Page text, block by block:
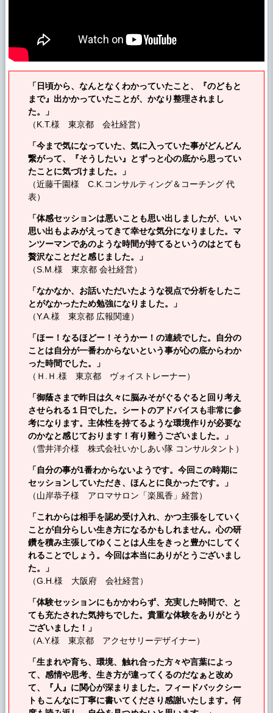
「日頃から、なんとなくわかっていたこと、『のどもと
まで』出かかっていたことが、かなり整理されまし
た。」
（K.T.様 東京都 会社経営）
「今まで気になっていた、気に入っていた事がどんどん
繋がって、『そうしたい』とずっと心の底から思ってい
たことに気づけました。」
（近藤千園様 C.K. コンサルティング＆コーチング 代
表）
「体感セッションは悪いことも思い出しましたが、いい
思い出もよみがえってきて幸せな気分になりました。マ
ンツーマンであのような時間が持てるというのはとても
贅沢なことだと感じました。」
（S.M.様 東京都 会社経営）
「なかなか、お話いただいたような視点で分析をしたこ
とがなかったため勉強になりました。」
（Y.A.様 東京都 広報関連）
「ほー！なるほどー！そうかー！の連続でした。自分の
ことは自分が一番わからないという事が心の底からわか
った時間でした。」
（Ｈ.Ｈ.様 東京都 ヴォイストレーナー）
「御蔭さまで昨日は久々に脳みそがぐるぐると回り考え
させられる１日でした。シートのアドバイスも非常に参
考になります。主体性を持てるような環境作りが必要な
のかなと感じております！有り難うございました。」
（雪井洋介様 株式会社いかしあい隊 コンサルタント）
「自分の事が1番わからないようです。今回この時期に
セッションしていただき、ほんとに良かったです。」
（山岸恭子様 アロマサロン「楽風香」経営）
「これからは相手を認め受け入れ、かつ主張をしていく
ことが自分らしい生き方になるかもしれません。心の研
鑽を積み主張してゆくことは人生をきっと豊かにしてく
れることでしょう。今回は本当にありがとうございまし
た。」
（G.H.様 大阪府 会社経営）
「体験セッションにもかかわらず、充実した時間で、と
ても充たされた気持ちでした。貴重な体験をありがとう
ございました！」
（A.Y.様 東京都 アクセサリーデザイナー）
「生まれや育ち、環境、触れ合った方々や言葉によっ
て、感情や思考、生き方が違ってくるのだなぁと改め
て、『人』に関心が深まりました。フィードバックシー
トもこんなに丁寧に書いてくださり感謝いたします。何